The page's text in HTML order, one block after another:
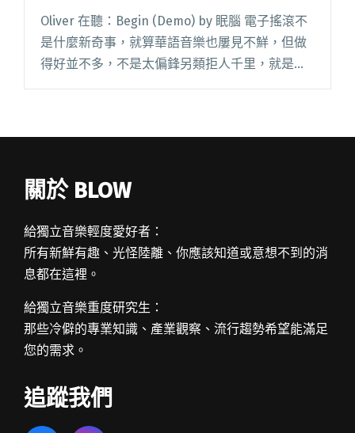
Oliver 在聽：Begin (Demo) by 眠腦 電子搖滾不
是什麼新奇事，就算華語音樂也屢見不鮮，但做
得好並不多，不是太偏鋒另類拒人千里，就是陳
關於 BLOW
給獨立音樂輕度愛好者：
所有新鮮有趣、光怪陸離、你應該知道或意想不到的消
息都在這裡。
給獨立音樂重度研究生：
那些冷僻的專業知識、產業觀察、流行趨勢希望能滿足
您的需求。
追蹤我們